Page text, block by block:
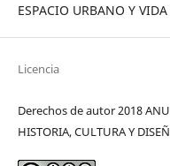
ESPACIO URBANO Y
Licencia
Derechos de autor 2018
HISTORIA, CULTURA Y